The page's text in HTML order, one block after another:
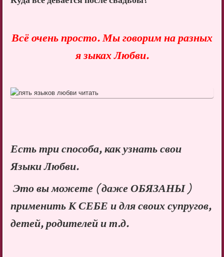
Всё очень просто. Мы говорим на разных
я зыках Любви.
Есть три способа, как узнать свои
Языки Любви.
Это вы можете ( даже ОБЯЗАНЫ )
применить К СЕБЕ и для своих супругов,
детей, родителей и т.д.